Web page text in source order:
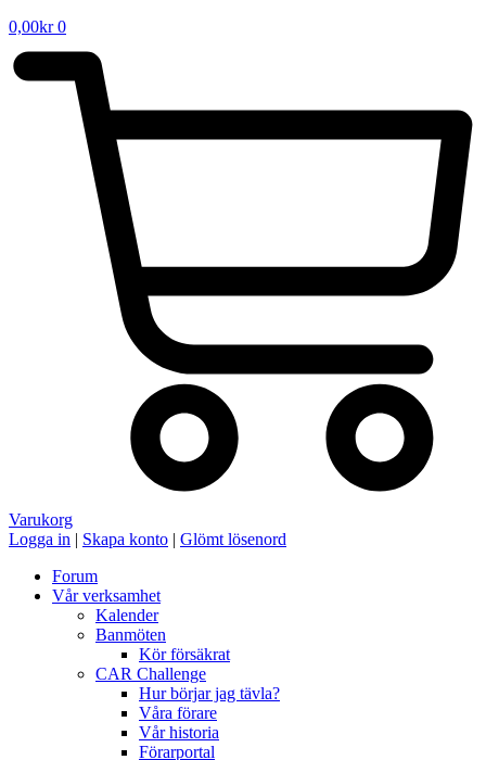
0,00kr 0
Varukorg
Logga in | Skapa konto | Glömt lösenord
Forum
Vår verksamhet
Kalender
Banmöten
Kör försäkrat
CAR Challenge
Hur börjar jag tävla?
Våra förare
Vår historia
Förarportal